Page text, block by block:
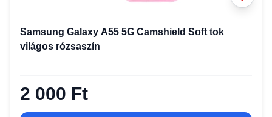
Samsung Galaxy A55 5G Camshield Soft tok
világos rózsaszín
2 000 Ft